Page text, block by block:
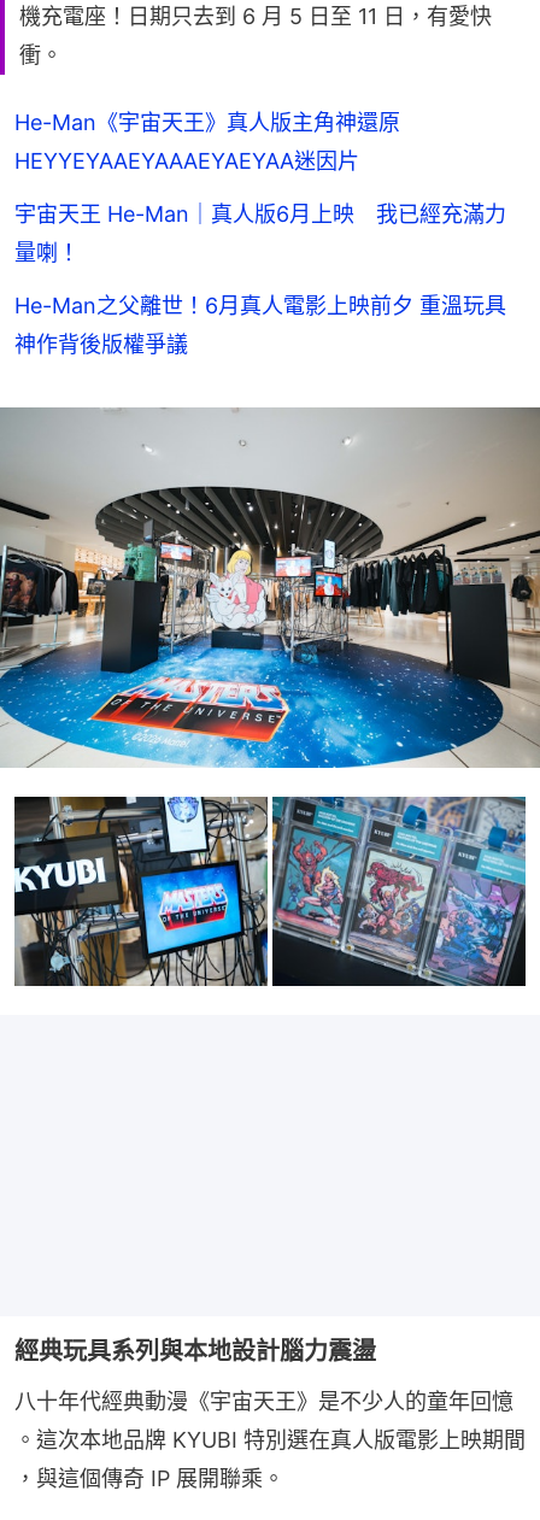
機充電座！日期只去到 6 月 5 日至 11 日，有愛快
衝。
He-Man《宇宙天王》真人版主角神還原
HEYYEYAAEYAAAEYAEYAA迷因片
宇宙天王 He-Man｜真人版6月上映 我已經充滿力
量喇！
He-Man之父離世！6月真人電影上映前夕 重溫玩具
神作背後版權爭議
經典玩具系列與本地設計腦力震盪
八十年代經典動漫《宇宙天王》是不少人的童年回憶
。這次本地品牌 KYUBI 特別選在真人版電影上映期間
，與這個傳奇 IP 展開聯乘。